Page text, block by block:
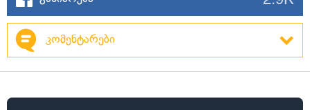
კომენტარები